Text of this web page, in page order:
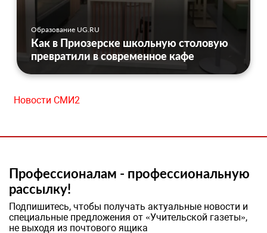
Образование UG.RU
Как в Приозерске школьную столовую
превратили в современное кафе
Новости СМИ2
Профессионалам - профессиональную
рассылку!
Подпишитесь, чтобы получать актуальные новости и
специальные предложения от «Учительской газеты»,
не выходя из почтового ящика